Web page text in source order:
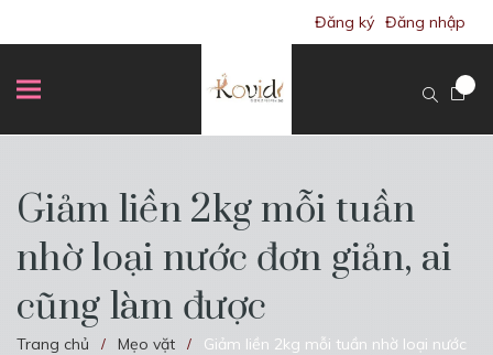
Đăng ký Đăng nhập
Giảm liền 2kg mỗi tuần
nhờ loại nước đơn giản, ai
cũng làm được
Trang chủ / Mẹo vặt /
Giảm liền 2kg mỗi tuần nhờ loại nước